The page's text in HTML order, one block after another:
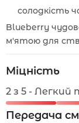
солодкість
Blueberry
м'ятою для
Міцність
2 з 5 -
Передача